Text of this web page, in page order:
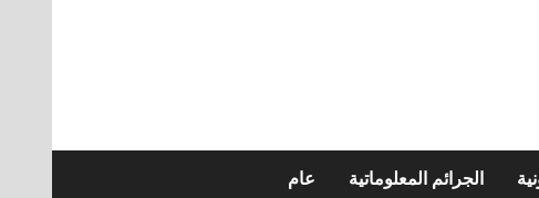
الجرائم المعلوماتية عام